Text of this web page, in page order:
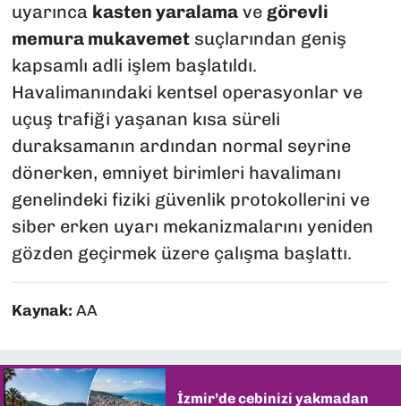
uyarınca kasten yaralamave görevli
memura mukavemetsuçlarından geniş
kapsamlı adli işlem başlatıldı.
Havalimanındaki kentsel operasyonlar ve
uçuş trafiği yaşanan kısa süreli
duraksamanın ardından normal seyrine
dönerken, emniyet birimleri havalimanı
genelindeki fiziki güvenlik protokollerini ve
siber erken uyarı mekanizmalarını yeniden
gözden geçirmek üzere çalışma başlattı.
Kaynak: AA
İzmir’de cebinizi yakmadan